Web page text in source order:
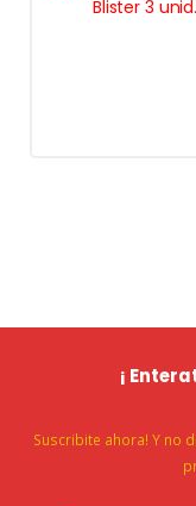
Blister 3 unid.
¡
Suscribite ahora! Y no